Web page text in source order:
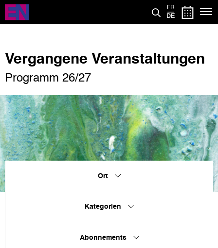
Direkt
zum
Inhalt
FR
DE
Vergangene Veranstaltungen
Programm 26/27
Ort
Kategorien
Abonnements